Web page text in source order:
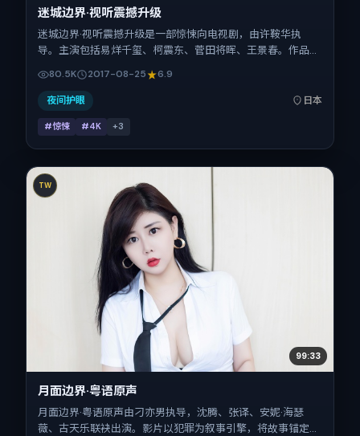
迷城边界·视听震撼升级
迷城边界·视听震撼升级是一部惊悚向电视剧，由许鞍华执
导。主演包括易烊千玺、柯震东、菅田将晖、王景春。作品主
2017-08-25，正片时长108分钟。
80.5K 2017-08-25 6.9
夜间护眼 日本
#惊悚 #4K +3
TW
99:33
月面边界·粤语原声
月面边界·粤语原声由刁亦男执导，沈腾、张译、安妮·海瑟
薇、古天乐联袂出演。影片以犯罪为叙事引擎，将故事锚定在